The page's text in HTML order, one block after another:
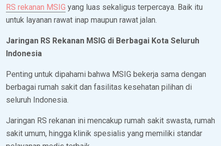
RS rekanan MSIG yang luas sekaligus terpercaya. Baik itu
untuk layanan rawat inap maupun rawat jalan.
Jaringan RS Rekanan MSIG di Berbagai Kota Seluruh
Indonesia
Penting untuk dipahami bahwa MSIG bekerja sama dengan
berbagai rumah sakit dan fasilitas kesehatan pilihan di
seluruh Indonesia.
Jaringan RS rekanan ini mencakup rumah sakit swasta, rumah
sakit umum, hingga klinik spesialis yang memiliki standar